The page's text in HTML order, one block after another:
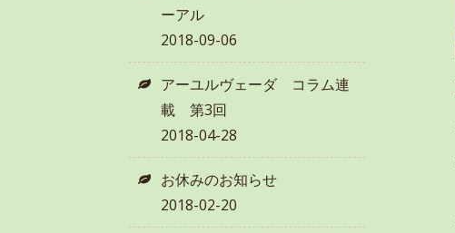
ーアル
2018-09-06
アーユルヴェーダ コラム連
載 第3回
2018-04-28
お休みのお知らせ
2018-02-20